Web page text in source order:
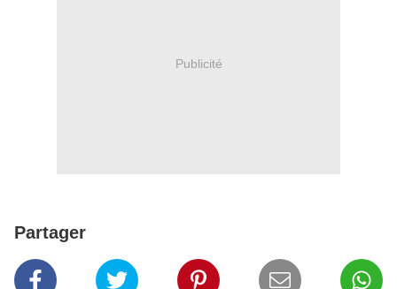
Publicité
Partager